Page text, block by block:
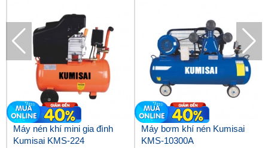
Máy nén khí mini gia đình
Kumisai KMS-224
Máy bơm khí nén Kumisai
KMS-10300A